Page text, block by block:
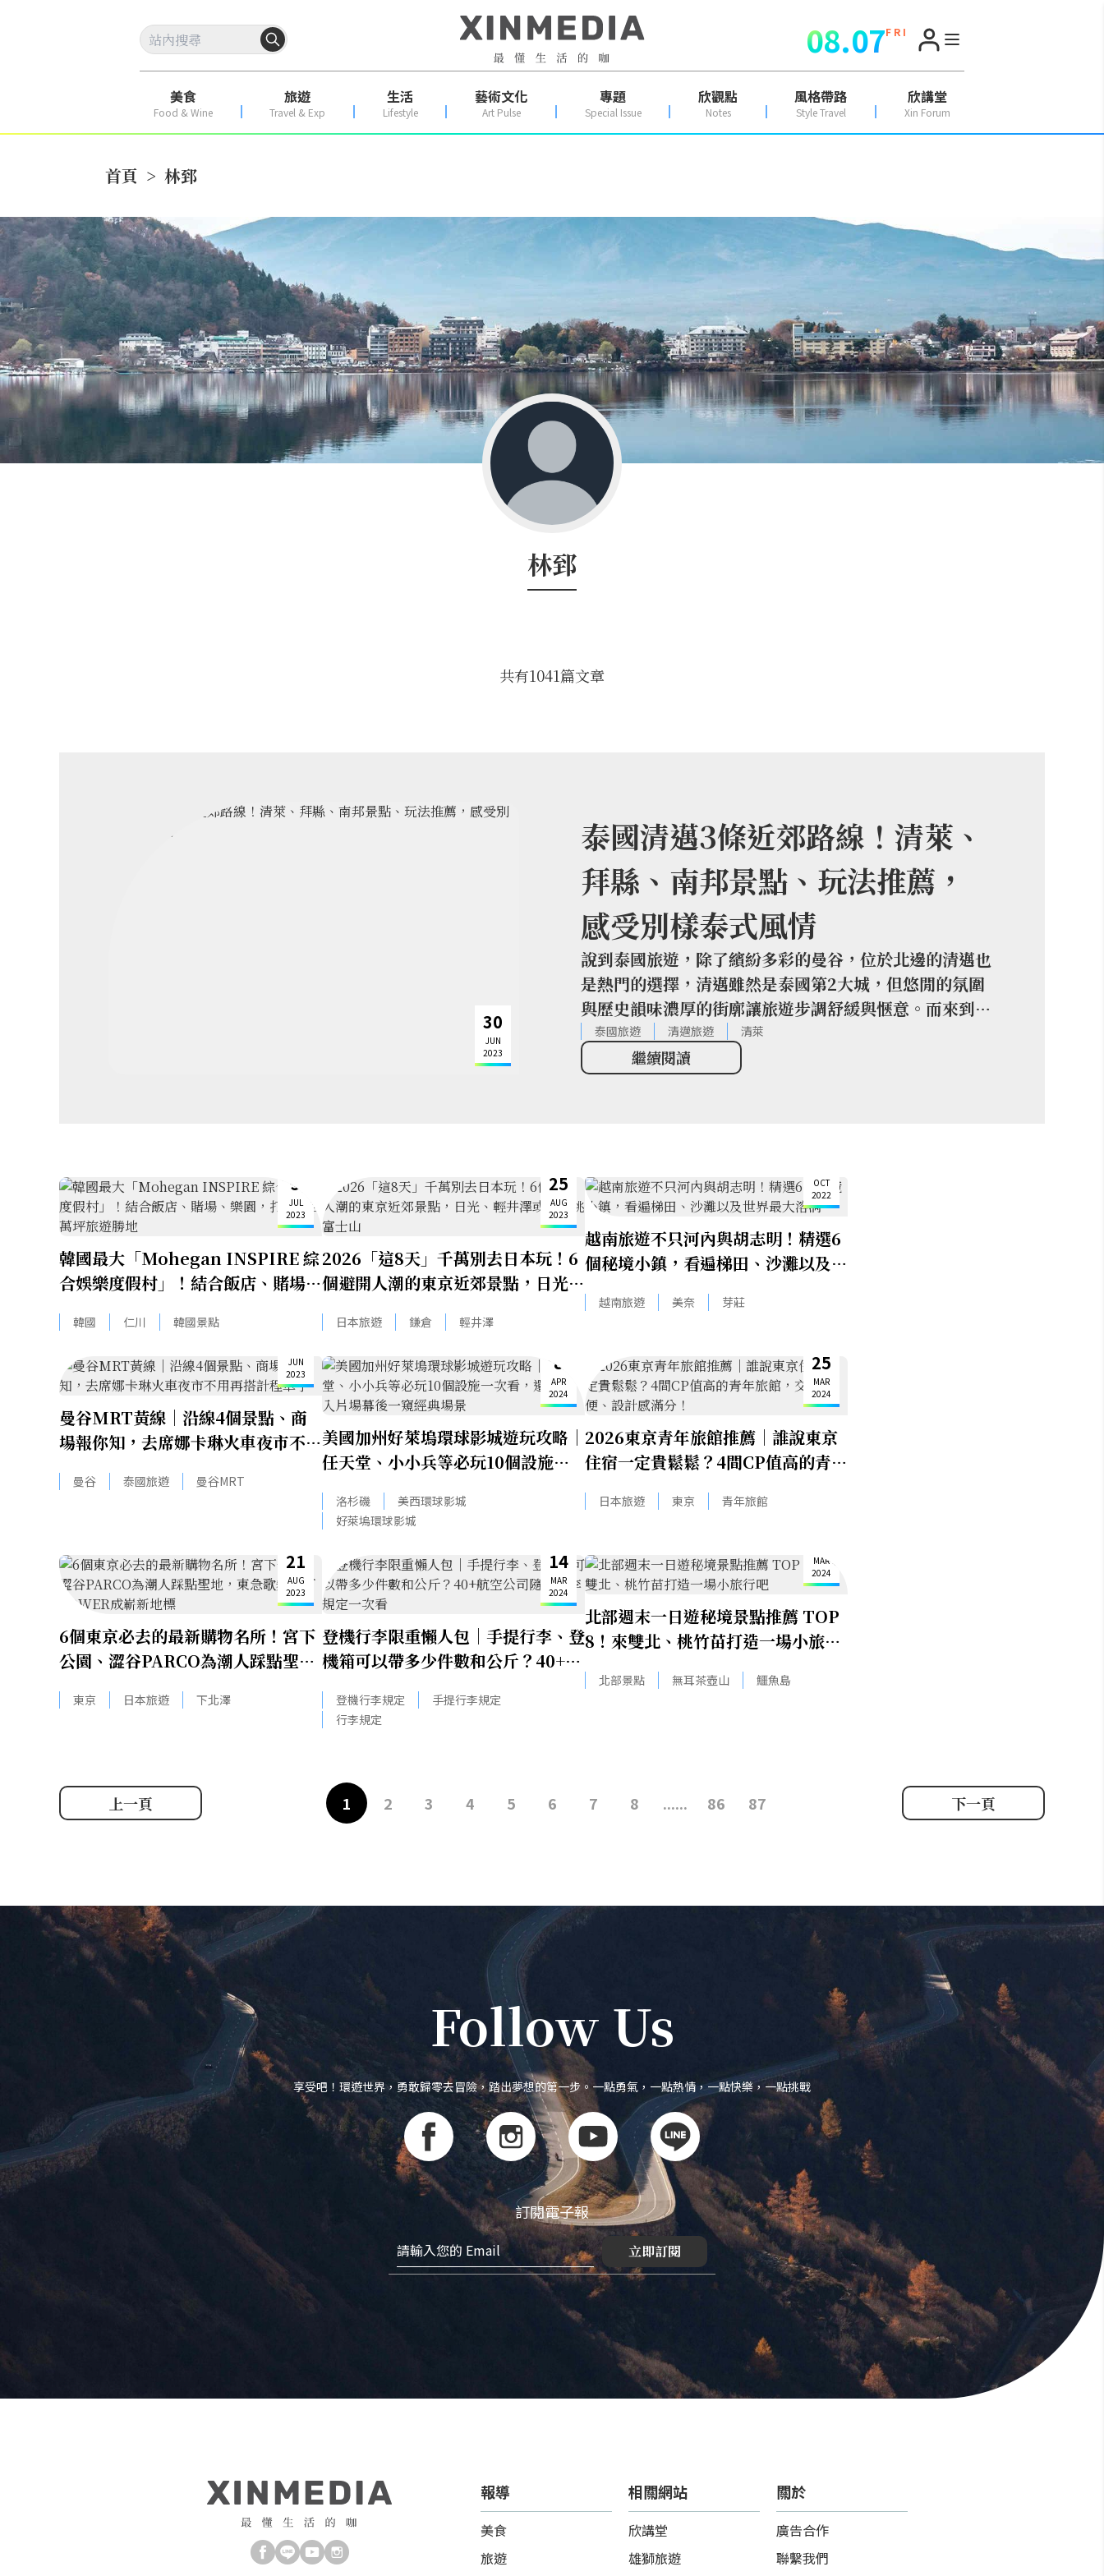
08.07F R I
美食
Food & Wine
旅遊
Travel & Exp
生活
Lifestyle
藝術文化
Art Pulse
專題
Special Issue
欣觀點
Notes
風格帶路
Style Travel
欣講堂
Xin Forum
首頁 > 林郅
林郅
共有1041篇文章
30
JUN
2023
泰國清邁3條近郊路線！清萊、
拜縣、南邦景點、玩法推薦，
感受別樣泰式風情
說到泰國旅遊，除了繽紛多彩的曼谷，位於北邊的清邁也
是熱門的選擇，清邁雖然是泰國第2大城，但悠閒的氛圍
與歷史韻味濃厚的街廓讓旅遊步調舒緩與愜意。而來到清
邁，除了必去的古城，近郊也有許多值得前往的景點與地
區，跟著編輯的腳步，一起來瞧瞧清邁的近郊玩法吧！
泰國旅遊 清邁旅遊 清萊
繼續閱讀
3
JUL
2023
韓國最大「Mohegan INSPIRE 綜
合娛樂度假村」！結合飯店、賭場、
樂園，打造破百萬坪旅遊勝地
韓國 仁川 韓國景點
25
AUG
2023
2026「這8天」千萬別去日本玩！6
個避開人潮的東京近郊景點，日光、
輕井澤或是遠眺富士山
日本旅遊 鎌倉 輕井澤
OCT
2022
越南旅遊不只河內與胡志明！精選6
個秘境小鎮，看遍梯田、沙灘以及世
界最大溶洞
越南旅遊 美奈 芽莊
JUN
2023
曼谷MRT黃線｜沿線4個景點、商
場報你知，去席娜卡琳火車夜市不用
再搭計程車了
曼谷 泰國旅遊 曼谷MRT
8
APR
2024
美國加州好萊塢環球影城遊玩攻略｜
任天堂、小小兵等必玩10個設施一
次看，還能進入片場幕後一窺經典場
景洛杉磯
美西環球影城
好萊塢環球影城
25
MAR
2024
2026東京青年旅館推薦｜誰說東京
住宿一定貴鬆鬆？4間CP值高的青年
旅館，交通方便、設計感滿分！
日本旅遊 東京 青年旅館
21
AUG
2023
6個東京必去的最新購物名所！宮下
公園、澀谷PARCO為潮人踩點聖
地，東急歌舞伎町TOWER成嶄新
地標
東京 日本旅遊 下北澤
14
MAR
2024
登機行李限重懶人包｜手提行李、登
機箱可以帶多少件數和公斤？40+航
空公司隨身行李規定一次看
登機行李規定
手提行李規定
行李規定
MAR
2024
北部週末一日遊秘境景點推薦 TOP
8！來雙北、桃竹苗打造一場小旅行
吧
北部景點 無耳茶壺山 鱷魚島
上一頁 1 2 3 4 5 6 7 8 ...... 86 87 下一頁
Follow Us
享受吧！環遊世界，勇敢歸零去冒險，踏出夢想的第一步。一點勇氣，一點熱情，一點快樂，一點挑戰
訂閱電子報
立即訂閱
報導
美食
旅遊
相關網站
欣講堂
雄獅旅遊
關於
廣告合作
聯繫我們